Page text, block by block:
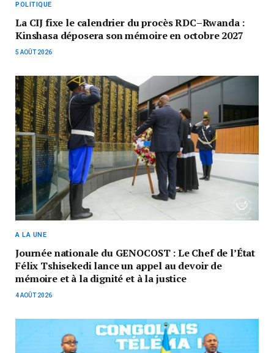
POLITIQUE
La CIJ fixe le calendrier du procès RDC–Rwanda :
Kinshasa déposera son mémoire en octobre 2027
5 AOÛT 2026
A LA UNE
Journée nationale du GENOCOST : Le Chef de l’État
Félix Tshisekedi lance un appel au devoir de
mémoire et à la dignité et à la justice
4 AOÛT 2026